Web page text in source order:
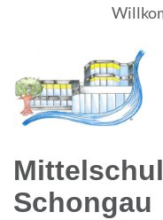
Schongau